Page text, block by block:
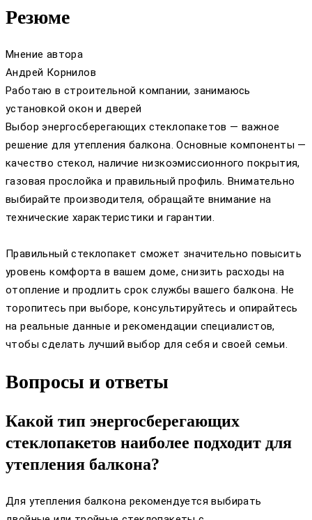
Резюме
Мнение автора
Андрей Корнилов
Работаю в строительной компании, занимаюсь
установкой окон и дверей
Выбор энергосберегающих стеклопакетов — важное
решение для утепления балкона. Основные компоненты —
качество стекол, наличие низкоэмиссионного покрытия,
газовая прослойка и правильный профиль. Внимательно
выбирайте производителя, обращайте внимание на
технические характеристики и гарантии.
Правильный стеклопакет сможет значительно повысить
уровень комфорта в вашем доме, снизить расходы на
отопление и продлить срок службы вашего балкона. Не
торопитесь при выборе, консультируйтесь и опирайтесь
на реальные данные и рекомендации специалистов,
чтобы сделать лучший выбор для себя и своей семьи.
Вопросы и ответы
Какой тип энергосберегающих
стеклопакетов наиболее подходит для
утепления балкона?
Для утепления балкона рекомендуется выбирать